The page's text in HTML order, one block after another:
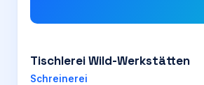
Tischlerei Wild-Werkstätten
Schreinerei